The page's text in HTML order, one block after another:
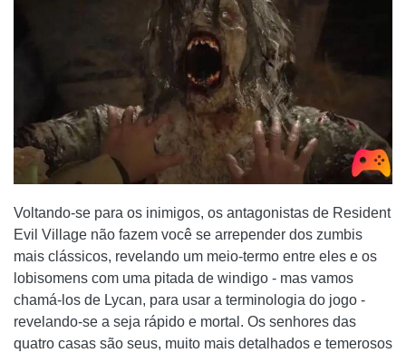
Voltando-se para os inimigos, os antagonistas de Resident
Evil Village não fazem você se arrepender dos zumbis
mais clássicos, revelando um meio-termo entre eles e os
lobisomens com uma pitada de windigo - mas vamos
chamá-los de Lycan, para usar a terminologia do jogo -
revelando-se a seja rápido e mortal. Os senhores das
quatro casas são seus, muito mais detalhados e temerosos